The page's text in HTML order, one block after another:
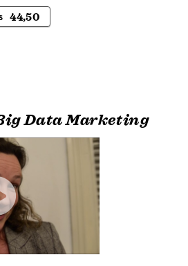
44,50
Data Marketing